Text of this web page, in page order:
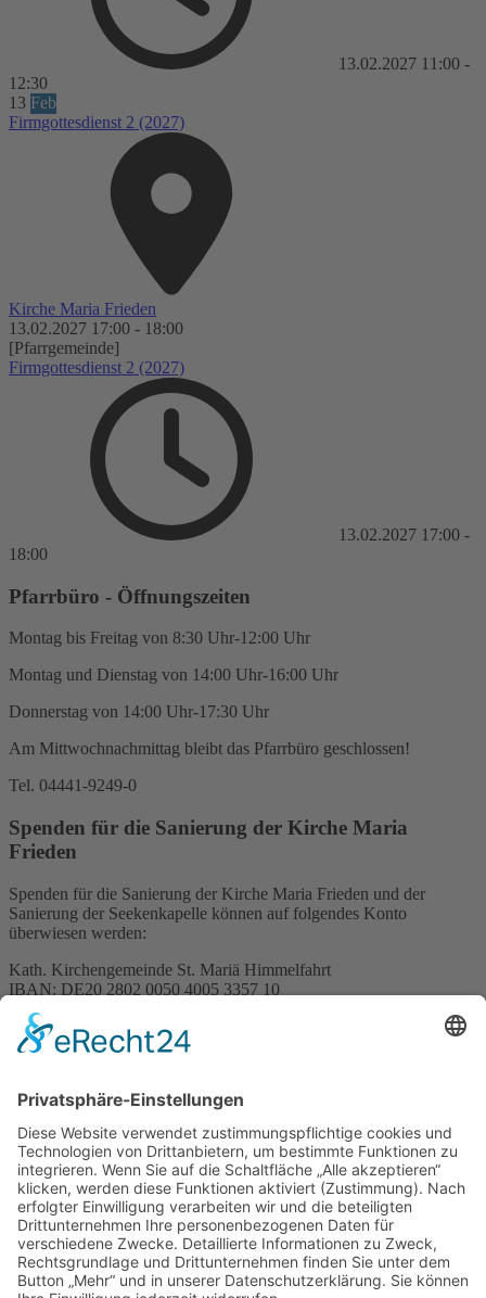
13.02.2027 11:00 -
12:30
13 Feb
Firmgottesdienst 2 (2027)
Kirche Maria Frieden
13.02.2027 17:00 - 18:00
[Pfarrgemeinde]
Firmgottesdienst 2 (2027)
13.02.2027 17:00 -
18:00
Pfarrbüro - Öffnungszeiten
Montag bis Freitag von 8:30 Uhr-12:00 Uhr
Montag und Dienstag von 14:00 Uhr-16:00 Uhr
Donnerstag von 14:00 Uhr-17:30 Uhr
Am Mittwochnachmittag bleibt das Pfarrbüro geschlossen!
Tel. 04441-9249-0
Spenden für die Sanierung der Kirche Maria
Frieden
Spenden für die Sanierung der Kirche Maria Frieden und der
Sanierung der Seekenkapelle können auf folgendes Konto
überwiesen werden:
Kath. Kirchengemeinde St. Mariä Himmelfahrt
IBAN: DE20 2802 0050 4005 3357 10
Verwendungszweck:
- Für die Kirche Maria Frieden „Sanierung Kirche Maria Frieden“
KÖB St. Georg online
Neu! - Die Bücherei St. Georg ist jetzt auch in den "Sozialen
Medien". Einfach das Logo anklicken: